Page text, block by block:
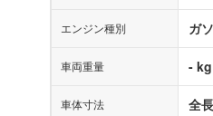
エンジン種別 ガ
車両重量 - kg
車体寸法 全